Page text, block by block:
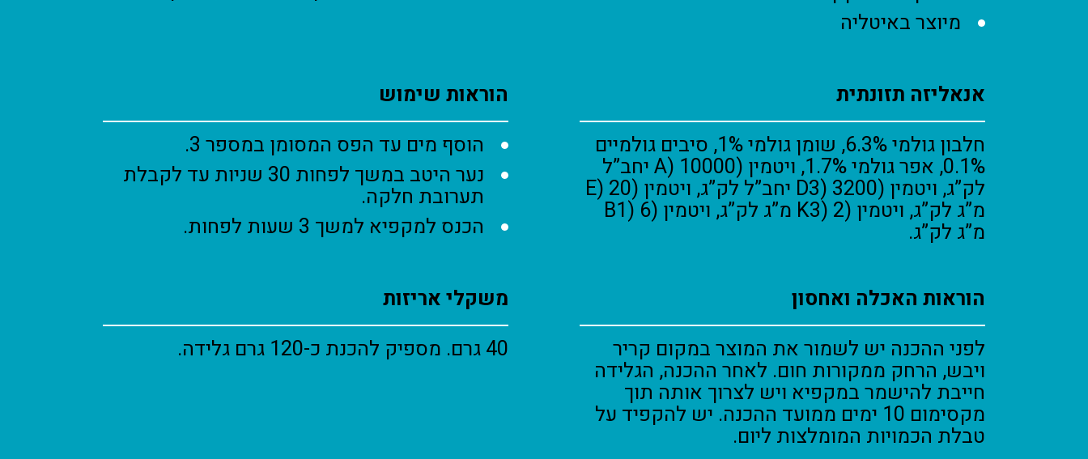
מיוצר באיטליה
אנאליזה תזונתית
חלבון גולמי 6.3%, שומן גולמי 1%, סיבים גולמיים
0.1%, אפר גולמי 1.7%, ויטמין (A) 10000 יחב”ל
לק”ג, ויטמין (D3) 3200 יחב”ל לק”ג, ויטמין (E) 20
מ”ג לק”ג, ויטמין (K3) 2 מ”ג לק”ג, ויטמין (B1) 6
מ”ג לק”ג.
הוראות שימוש
הוסף מים עד הפס המסומן במספר 3.
נער היטב במשך לפחות 30 שניות עד לקבלת
תערובת חלקה.
הכנס למקפיא למשך 3 שעות לפחות.
הוראות האכלה ואחסון
לפני ההכנה יש לשמור את המוצר במקום קריר
ויבש, הרחק ממקורות חום. לאחר ההכנה, הגלידה
חייבת להישמר במקפיא ויש לצרוך אותה תוך
מקסימום 10 ימים ממועד ההכנה. יש להקפיד על
טבלת הכמויות המומלצות ליום.
משקלי אריזות
40 גרם. מספיק להכנת כ-120 גרם גלידה.